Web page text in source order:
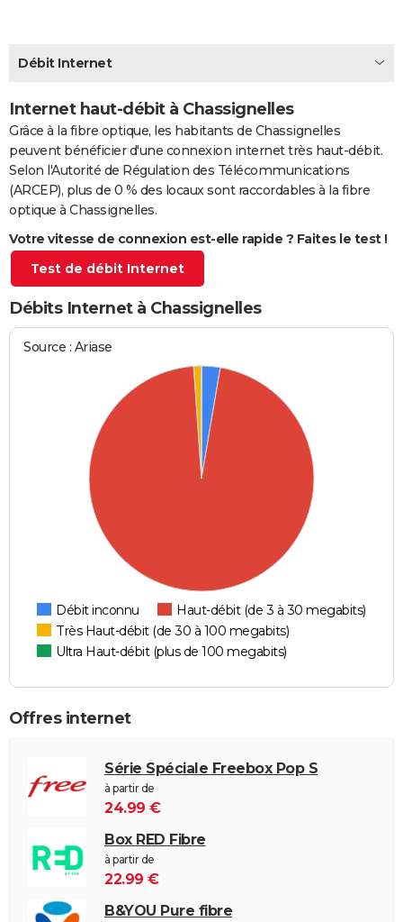
GUIDES D'ACHAT
CARTE DE VOEUX
Carte de Noël
Carte Bonne année
Carte Saint-Valentin
Carte Pâques
Carte d'anniversaire
DICTIONNAIRE
Dictionnaire
Biographies
Citations
Expressions
Proverbes
PROGRAMME TV
COPAINS D'AVANT
S'inscrire
Se connecter
Lycées
Collèges
Primaires
Universités
Entreprises
Service militaire
Avis de recherche
AVIS DE DÉCÈS
FORUM
Bricolage
Lifestyle
Culture
Sport
Auto
Television
Voyage
Cinema
Débit Internet
Internet haut-débit à Chassignelles
Grâce à la fibre optique, les habitants de Chassignelles
peuvent bénéficier d'une connexion internet très haut-débit.
Selon l'Autorité de Régulation des Télécommunications
(ARCEP), plus de 0 % des locaux sont raccordables à la fibre
optique à Chassignelles.
Votre vitesse de connexion est-elle rapide ? Faites le test !
Test de débit Internet
Débits Internet à Chassignelles
Source : Ariase
Débit inconnu
Haut-débit (de 3 à 30 megabits)
Très Haut-débit (de 30 à 100 megabits)
Ultra Haut-débit (plus de 100 megabits)
Offres internet
Série Spéciale Freebox Pop S
à partir de
24.99 €
Box RED Fibre
à partir de
22.99 €
B&YOU Pure fibre